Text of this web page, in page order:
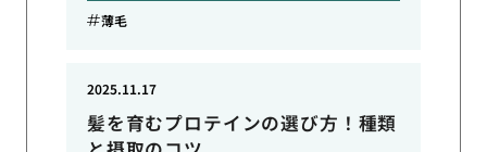
薄毛
髪を育むプロテインの選び方！種類
2025.11.17